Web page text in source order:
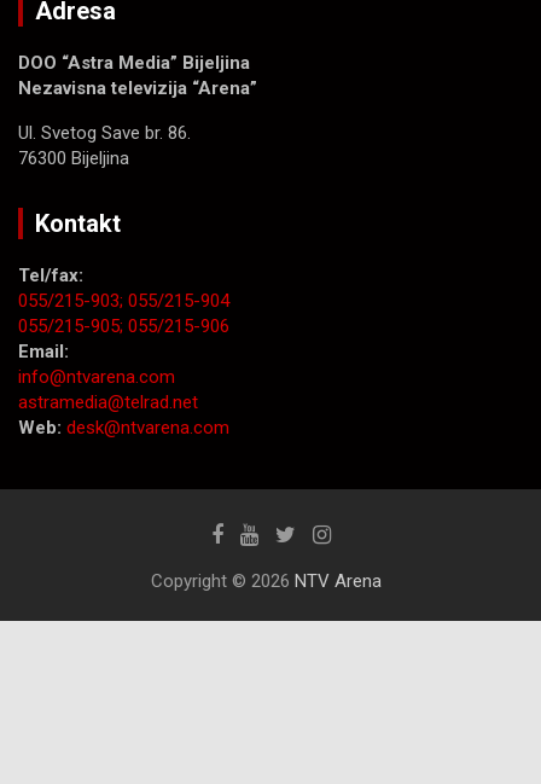
Adresa
DOO “Astra Media” Bijeljina
Nezavisna televizija “Arena”
Ul. Svetog Save br. 86.
76300 Bijeljina
Kontakt
Tel/fax:
055/215-903; 055/215-904
055/215-905; 055/215-906
Email:
info@ntvarena.com
astramedia@telrad.net
Web: desk@ntvarena.com
Copyright © 2026 NTV Arena